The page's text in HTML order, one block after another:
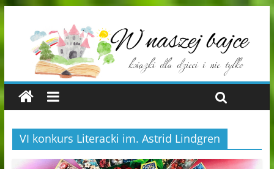
VI konkurs Literacki im. Astrid Lindgren